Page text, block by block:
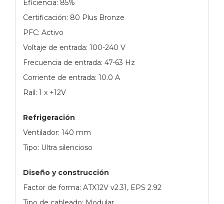
Eficiencia: 85%
Certificación: 80 Plus Bronze
PFC: Activo
Voltaje de entrada: 100-240 V
Frecuencia de entrada: 47-63 Hz
Corriente de entrada: 10.0 A
Raíl: 1 x +12V
Refrigeración
Ventilador: 140 mm
Tipo: Ultra silencioso
Diseño y construcción
Factor de forma: ATX12V v2.31, EPS 2.92